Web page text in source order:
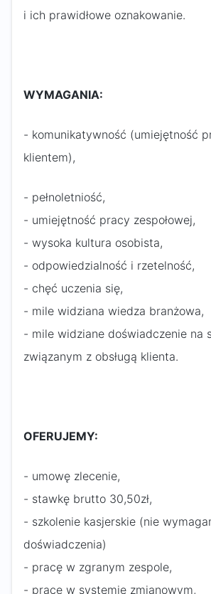
i ich prawidłowe oznakowanie.
WYMAGANIA:
- komunikatywność (umiejętność
klientem),
- pełnoletniość,
- umiejętność pracy zespołowej,
- wysoka kultura osobista,
- odpowiedzialność i rzetelność,
- chęć uczenia się,
- mile widziana wiedza branżowa,
- mile widziane doświadczenie na
związanym z obsługą klienta.
OFERUJEMY:
- umowę zlecenie,
- stawkę brutto 30,50zł,
- szkolenie kasjerskie (nie
doświadczenia)
- pracę w zgranym zespole,
- pracę w systemie zmianowym,